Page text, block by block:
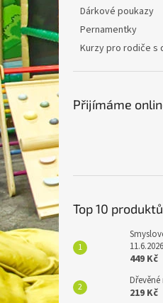
e
l
Dárkové poukazy
Pernamentky
Kurzy pro rodiče s
Přijímáme
Top 10 produktů
11.6.2026
449 Kč
219 Kč